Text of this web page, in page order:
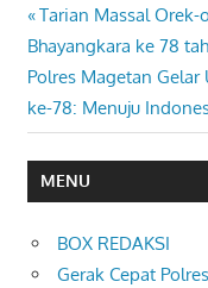
Navigasi
pos
Previous
Post:
Tarian Massal
Bhayangkara ke 78
Next
Post:
Polres Magetan Gelar
ke-78: Menuju
MENU
BOX REDAKSI
Gerak Cepat